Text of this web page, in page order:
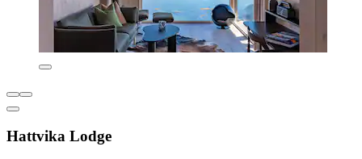
Hattvika Lodge